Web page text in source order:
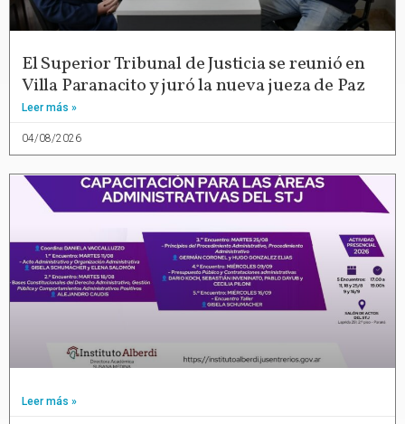
El Superior Tribunal de Justicia se reunió en
Villa Paranacito y juró la nueva jueza de Paz
Leer más »
04/08/2026
Leer más »